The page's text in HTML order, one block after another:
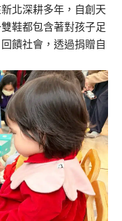
北深耕多年，自創天
鞋都包含著對孩子足
饋社會，透過捐贈自